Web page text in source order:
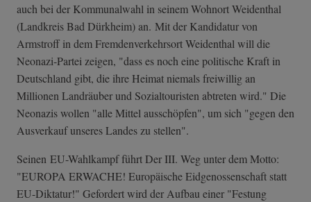
auch bei der Kommunalwahl in seinem Wohnort Weidenthal
(Landkreis Bad Dürkheim) an. Mit der Kandidatur von
Armstroff in dem Fremdenverkehrsort Weidenthal will die
Neonazi-Partei zeigen, "dass es noch eine politische Kraft in
Deutschland gibt, die ihre Heimat niemals freiwillig an
Millionen Landräuber und Sozialtouristen abtreten wird." Die
Neonazis wollen "alle Mittel ausschöpfen", um sich "gegen den
Ausverkauf unseres Landes zu stellen".
Seinen EU-Wahlkampf führt Der III. Weg unter dem Motto:
"EUROPA ERWACHE! Europäische Eidgenossenschaft statt
EU-Diktatur!" Gefordert wird der Aufbau einer "Festung